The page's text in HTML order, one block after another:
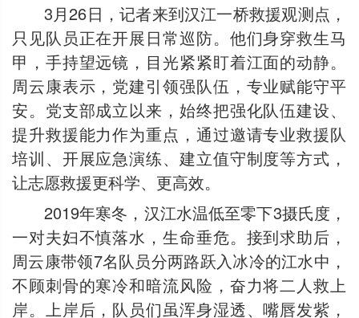
3月26日，记者来到汉江一桥救援观测点，
只见队员正在开展日常巡防。他们身穿救生马
甲，手持望远镜，目光紧紧盯着江面的动静。
周云康表示，党建引领强队伍，专业赋能守平
安。党支部成立以来，始终把强化队伍建设、
提升救援能力作为重点，通过邀请专业救援队
培训、开展应急演练、建立值守制度等方式，
让志愿救援更科学、更高效。
2019年寒冬，汉江水温低至零下3摄氏度，
一对夫妇不慎落水，生命垂危。接到求助后，
周云康带领7名队员分两路跃入冰冷的江水中，
不顾刺骨的寒冷和暗流风险，奋力将二人救上
岸。上岸后，队员们虽浑身湿透、嘴唇发紫，